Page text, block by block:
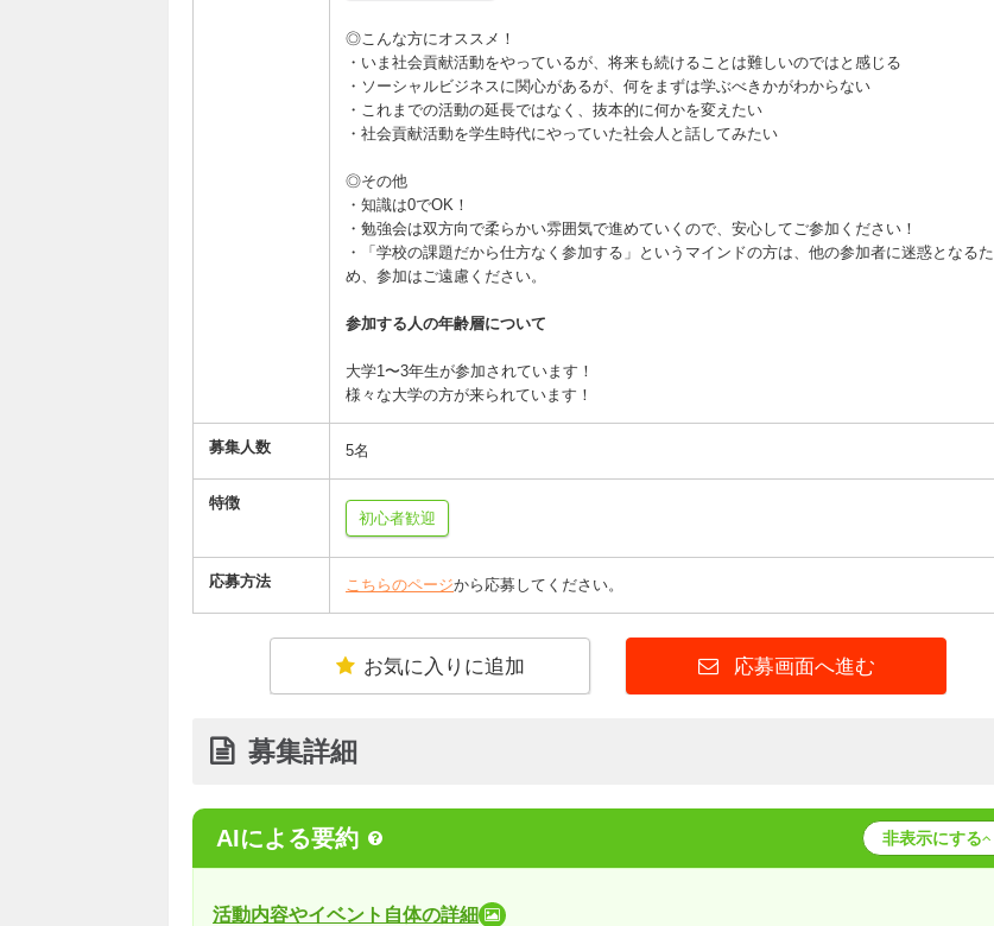
◎こんな方にオススメ！
・いま社会貢献活動をやっているが、将来も続けることは難しいのではと感じる
・ソーシャルビジネスに関心があるが、何をまずは学ぶべきかがわからない
・これまでの活動の延長ではなく、抜本的に何かを変えたい
・社会貢献活動を学生時代にやっていた社会人と話してみたい
◎その他
・知識は0でOK！
・勉強会は双方向で柔らかい雰囲気で進めていくので、安心してご参加ください！
・「学校の課題だから仕方なく参加する」というマインドの方は、他の参加者に迷惑となるた
め、参加はご遠慮ください。
参加する人の年齢層について
大学1〜3年生が参加されています！
様々な大学の方が来られています！
募集人数 5名
特徴
初心者歓迎
応募方法 こちらのページから応募してください。
応募画面へ進む
お気に入りに追加
募集詳細
AIによる要約 非表示にする
活動内容やイベント自体の詳細